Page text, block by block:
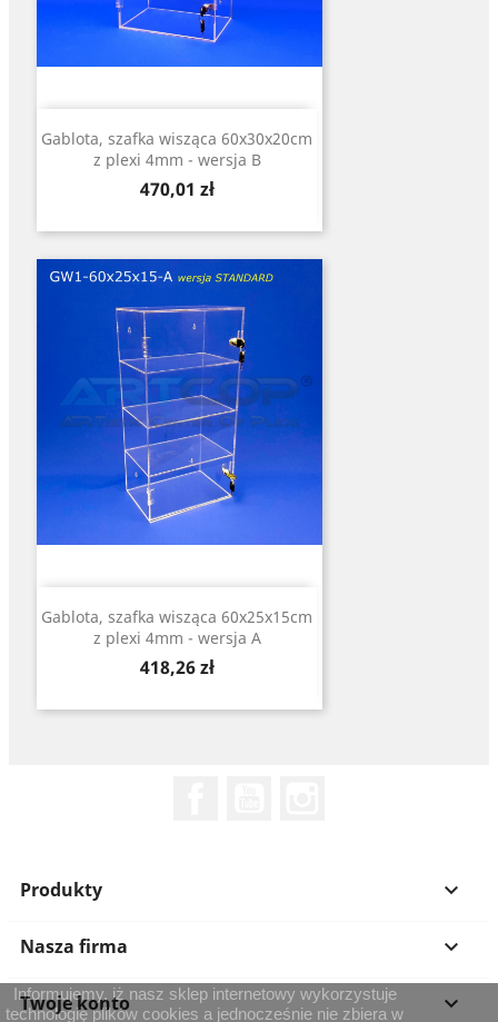
Gablota, szafka wisząca 60x30x20cm
z plexi 4mm - wersja B
Cena
470,01 zł
Gablota, szafka wisząca 60x25x15cm
z plexi 4mm - wersja A
Cena
418,26 zł
Produkty 
Nasza firma 
Twoje konto 
Informujemy, iż nasz sklep internetowy wykorzystuje
technologię plików cookies a jednocześnie nie zbiera w